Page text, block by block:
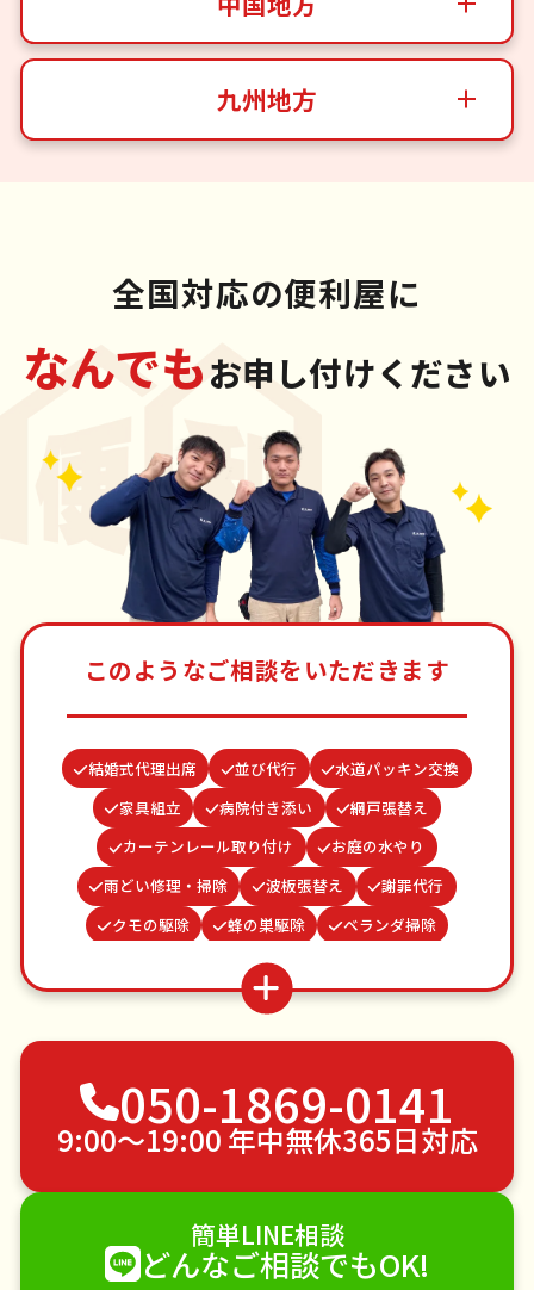
九州地方
全国対応の便利屋に
なんでもお申し付けください
このようなご相談をいただきます
結婚式代理出席 並び代行
水道パッキン交換
家具組立
病院付き添い
網戸張替え
カーテンレール取り付け
お庭の水やり
雨どい修理・掃除
波板張替え
謝罪代行
クモの駆除
蜂の巣駆除
ベランダ掃除
お墓参り代行
遺品整理・生前整理
買い物代行
場所取り代行
物置解体
不用品回収
ゴミ屋敷片付け
植木の剪定
植木の伐採
手すり取り付け
ペットのお世話
エアコンクリーニング
DIY・日曜大工
ハウスクリーニング
雪かき・雪下ろし
電球交換
襖（ふすま）の張替え
空き家管理
各種代行
050-1869-0141
9:00〜19:00 年中無休365日対応
簡単LINE相談
どんなご相談でもOK!